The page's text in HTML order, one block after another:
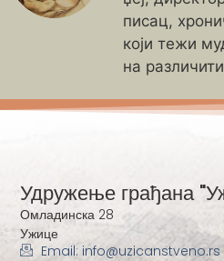
писац,
који тежи
на
Удружење грађана
Омладинска 28
Ужице
Email: info@uzicanstveno.rs